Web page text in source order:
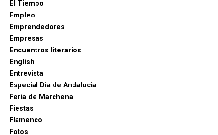
Tercera parada: Comedias y
mojigangas
Ubicación: Plaza Ducal (posible emplazamiento
del Corral de Comedias)
Los documentos históricos revelan que en Marchena
existió unCorral de Comedias
callejeros desde 1644. Aquí se celebraban las
mojigangas
El Tiempo
Empleo
Emprendedores
Empresas
Encuentros literarios
English
Entrevista
Especial Dia de Andalucia
Feria de Marchena
Fiestas
Flamenco
Fotos